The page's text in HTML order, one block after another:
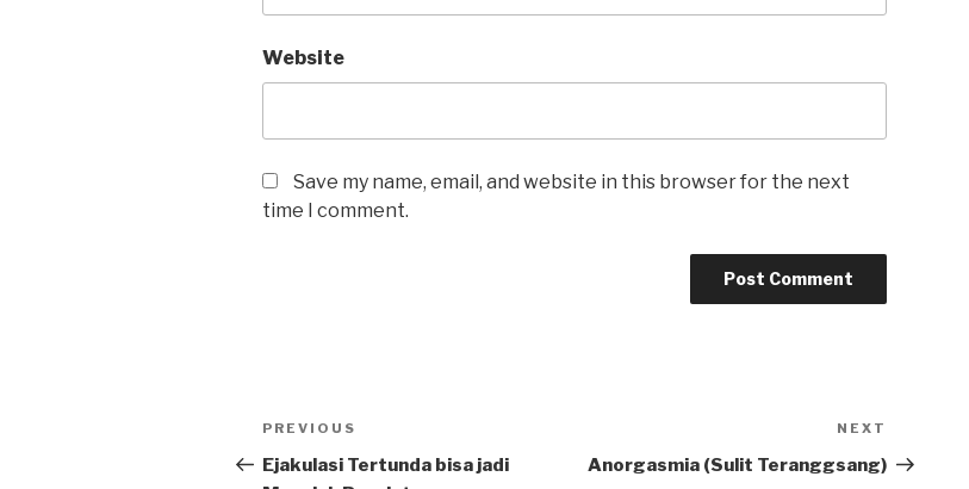
Website
Save my name, email, and website in this browser for the next
time I comment.
Post
navigation
Previous
Post
PREVIOUS
Ejakulasi Tertunda bisa jadi
Post
NEXT
Anorgasmia (Sulit Teranggsang)